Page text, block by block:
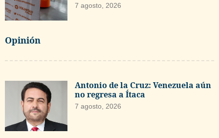
7 agosto, 2026
Opinión
Antonio de la Cruz: Venezuela aún
no regresa a Ítaca
7 agosto, 2026